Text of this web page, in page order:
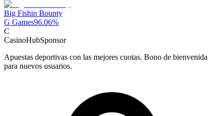
Big Fishin Bounty
G Games96.06%
C
CasinoHubSponsor
Apuestas deportivas con las mejores cuotas. Bono de bienvenida
para nuevos usuarios.